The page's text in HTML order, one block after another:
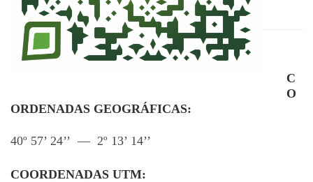
C
O
ORDENADAS GEOGRÁFICAS:
40º 57’ 24’’ — 2º 13’ 14’’
COORDENADAS UTM: